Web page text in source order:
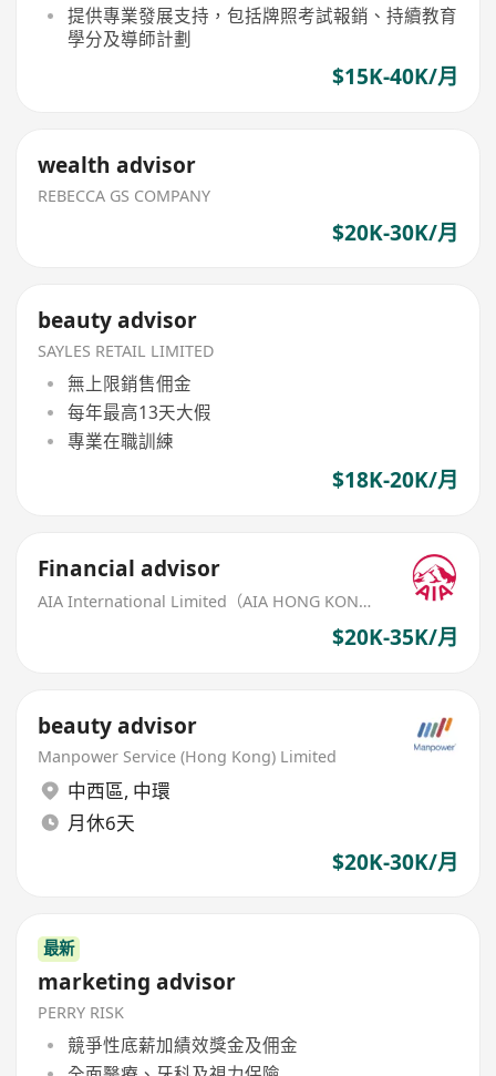
提供專業發展支持，包括牌照考試報銷、持續教育
學分及導師計劃
$15K-40K/月
wealth advisor
REBECCA GS COMPANY
$20K-30K/月
beauty advisor
SAYLES RETAIL LIMITED
無上限銷售佣金
每年最高13天大假
專業在職訓練
$18K-20K/月
Financial advisor
AIA International Limited（AIA HONG KONG）
$20K-35K/月
beauty advisor
Manpower Service (Hong Kong) Limited
中西區, 中環
月休6天
$20K-30K/月
最新
marketing advisor
PERRY RISK
競爭性底薪加績效獎金及佣金